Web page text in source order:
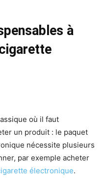
à
où il faut
un produit : le paquet
nécessite plusieurs
par exemple acheter
électronique.